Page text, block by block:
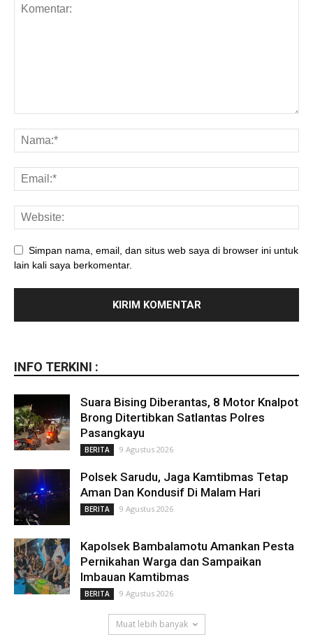
Simpan nama, email, dan situs web saya di browser ini untuk
lain kali saya berkomentar.
INFO TERKINI :
Suara Bising Diberantas, 8 Motor Knalpot
Brong Ditertibkan Satlantas Polres
Pasangkayu
BERITA 9 Agustus 2026
Polsek Sarudu, Jaga Kamtibmas Tetap
Aman Dan Kondusif Di Malam Hari
BERITA 9 Agustus 2026
Kapolsek Bambalamotu Amankan Pesta
Pernikahan Warga dan Sampaikan
Imbauan Kamtibmas
BERITA 9 Agustus 2026
Muat lebih banyak